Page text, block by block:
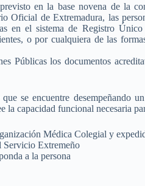
en la base novena de la
Oficial de Extremadura, las
en el sistema de Registro
o por cualquiera de las
Públicas los documentos
se encuentre desempeñando
capacidad funcional necesaria
Médica Colegial y
Servicio Extremeño
a la persona